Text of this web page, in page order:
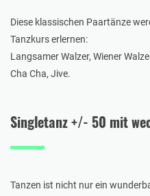
Diese klassischen Paartänze
Tanzkurs erlernen:
Langsamer Walzer, Wiener
Cha Cha, Jive.
Singletanz +/- 50 mit
Tanzen ist nicht nur ein